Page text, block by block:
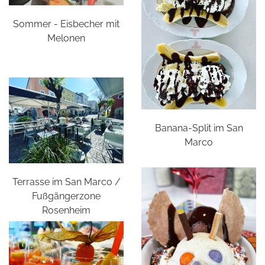
Sommer - Eisbecher mit
Melonen
Banana-Split im San
Marco
Terrasse im San Marco /
Fußgängerzone
Rosenheim